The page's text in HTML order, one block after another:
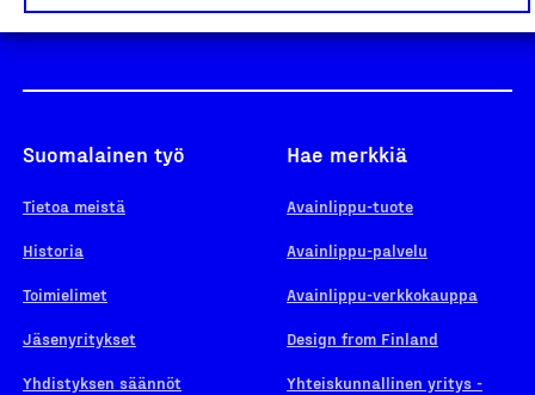
Suomalainen työ
Tietoa meistä
Historia
Toimielimet
Jäsenyritykset
Yhdistyksen säännöt
Hae merkkiä
Avainlippu-tuote
Avainlippu-palvelu
Avainlippu-verkkokauppa
Design from Finland
Yhteiskunnallinen yritys -